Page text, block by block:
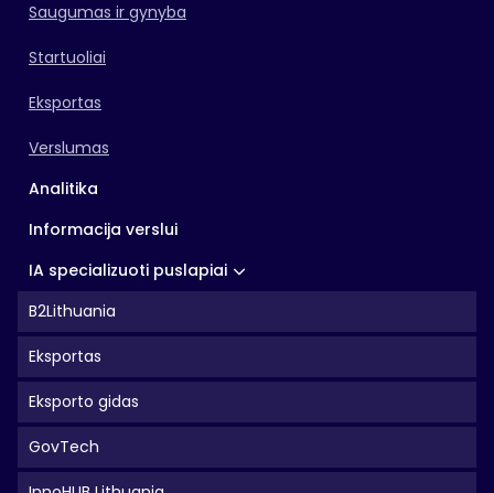
Saugumas ir gynyba
Startuoliai
Eksportas
Verslumas
Analitika
Informacija verslui
IA specializuoti puslapiai
B2Lithuania
Eksportas
Eksporto gidas
GovTech